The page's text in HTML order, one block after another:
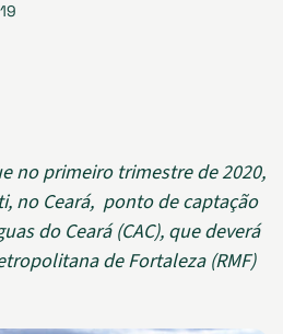
no primeiro trimestre de 2020,
no Ceará, ponto de captação
do Ceará (CAC), que deverá
de Fortaleza (RMF)